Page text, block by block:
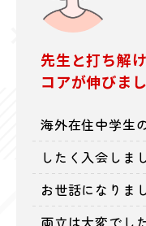
先生と打ち解
コアが伸びま
海外在住中学生
したく入会しま
お世話になりま